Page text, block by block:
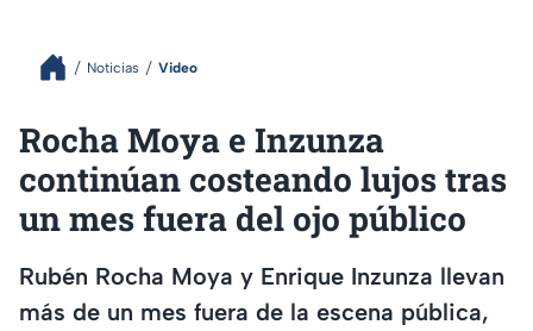
Noticias Video
Rocha Moya e Inzunza
continúan costeando lujos tras
un mes fuera del ojo público
Rubén Rocha Moya y Enrique Inzunza llevan
más de un mes fuera de la escena pública,